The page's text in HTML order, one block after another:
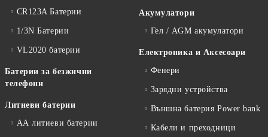
CR123A Батерии
1/3N Батерии
VL2020 батерии
Батерии за безжични
телефони
Литиеви батерии
АА литиеви батерии
Акумулатори
Гел / AGM акумулатори
Електроника и Аксесоари
Фенери
Зарядни устройства
Външна батерия Power bank
Кабели и преходници